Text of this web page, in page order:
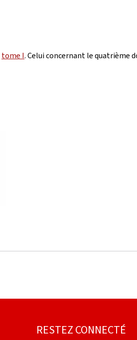
tome I. Celui concernant le quatrième
RESTEZ CONNECTÉ